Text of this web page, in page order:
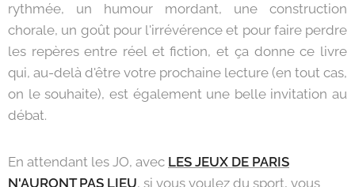
rythmée, un humour mordant, une construction
chorale, un goût pour l'irrévérence et pour faire perdre
les repères entre réel et fiction, et ça donne ce livre
qui, au-delà d'être votre prochaine lecture (en tout cas,
on le souhaite), est également une belle invitation au
débat.
En attendant les JO, avec LES JEUX DE PARIS
N'AURONT PAS LIEU, si vous voulez du sport, vous